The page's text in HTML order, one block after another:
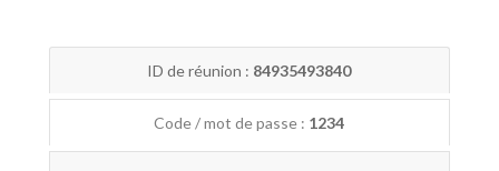
ID de réunion : 84935493840
Code / mot de passe : 1234